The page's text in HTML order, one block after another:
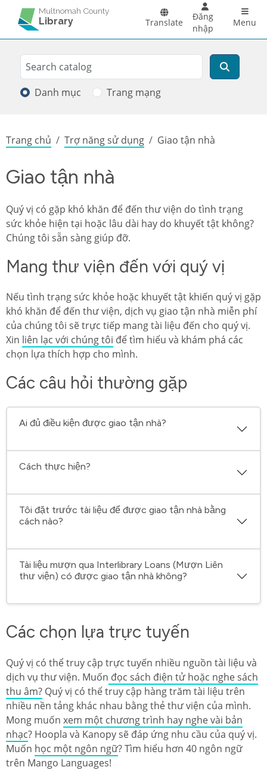
Skip to main content
Multnomah County
Library Translate
Đăng
nhập
Menu
Search
Tìm kiếm
Danh mục Trang mạng
Breadcrumb
Trang chủ Trợ năng sử dụng Giao tận nhà
Giao tận nhà
Quý vị có gặp khó khăn để đến thư viện do tình trạng
sức khỏe hiện tại hoặc lâu dài hay do khuyết tật không?
Chúng tôi sẵn sàng giúp đỡ.
Mang thư viện đến với quý vị
Nếu tình trạng sức khỏe hoặc khuyết tật khiến quý vị gặp
khó khăn để đến thư viện, dịch vụ giao tận nhà miễn phí
của chúng tôi sẽ trực tiếp mang tài liệu đến cho quý vị.
Xin liên lạc với chúng tôi để tìm hiểu và khám phá các
chọn lựa thích hợp cho mình.
Các câu hỏi thường gặp
Ai đủ điều kiện được giao tận nhà?
Cách thực hiện?
Tôi đặt trước tài liệu để được giao tận nhà bằng
cách nào?
Tài liệu mượn qua Interlibrary Loans (Mượn Liên
thư viện) có được giao tận nhà không?
Các chọn lựa trực tuyến
Quý vị có thể truy cập trực tuyến nhiều nguồn tài liệu và
dịch vụ thư viện. Muốn đọc sách điện tử hoặc nghe sách
thu âm? Quý vị có thể truy cập hàng trăm tài liệu trên
nhiều nền tảng khác nhau bằng thẻ thư viện của mình.
Mong muốn xem một chương trình hay nghe vài bản
nhạc? Hoopla và Kanopy sẽ đáp ứng nhu cầu của quý vị.
Muốn học một ngôn ngữ? Tìm hiểu hơn 40 ngôn ngữ
trên Mango Languages!